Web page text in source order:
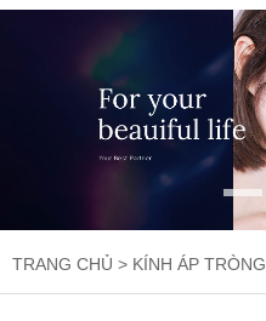
TRANG CHỦ > KÍNH ÁP TRÒNG